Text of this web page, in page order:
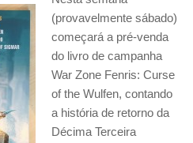
(provavelmente sábado)
começará a pré-venda
do livro de campanha
War Zone Fenris: Curse
of the Wulfen, contando
a história de retorno da
Décima Terceira